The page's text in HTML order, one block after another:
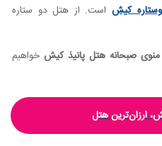
کیش است. از هتل دو ستاره
منوی صبحانه هتل پانیذ کیش خواهیم
ارزان‌ترین هتل